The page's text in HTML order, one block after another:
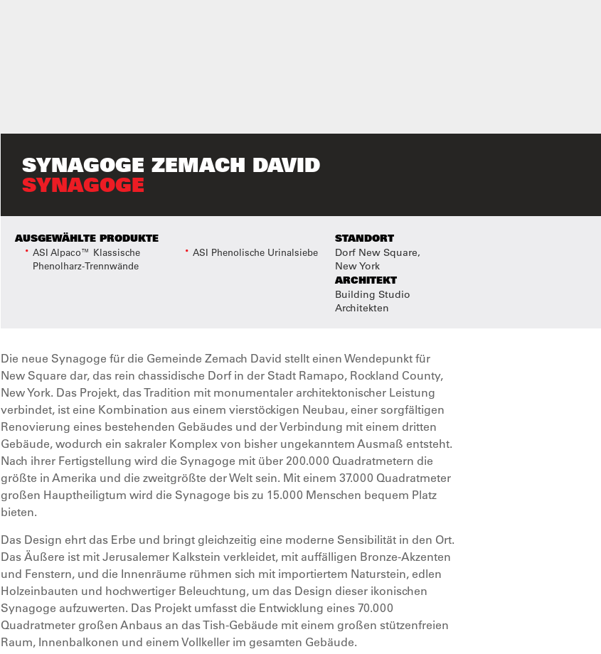
SYNAGOGE ZEMACH DAVID
SYNAGOGE
AUSGEWÄHLTE PRODUKTE
ASI Alpaco™ Klassische
Phenolharz-Trennwände
ASI Phenolische Urinalsiebe
STANDORT
Dorf New Square,
New York
ARCHITEKT
Building Studio
Architekten
Die neue Synagoge für die Gemeinde Zemach David stellt einen Wendepunkt für
New Square dar, das rein chassidische Dorf in der Stadt Ramapo, Rockland County,
New York. Das Projekt, das Tradition mit monumentaler architektonischer Leistung
verbindet, ist eine Kombination aus einem vierstöckigen Neubau, einer sorgfältigen
Renovierung eines bestehenden Gebäudes und der Verbindung mit einem dritten
Gebäude, wodurch ein sakraler Komplex von bisher ungekanntem Ausmaß entsteht.
Nach ihrer Fertigstellung wird die Synagoge mit über 200.000 Quadratmetern die
größte in Amerika und die zweitgrößte der Welt sein. Mit einem 37.000 Quadratmeter
großen Hauptheiligtum wird die Synagoge bis zu 15.000 Menschen bequem Platz
bieten.
Das Design ehrt das Erbe und bringt gleichzeitig eine moderne Sensibilität in den Ort.
Das Äußere ist mit Jerusalemer Kalkstein verkleidet, mit auffälligen Bronze-Akzenten
und Fenstern, und die Innenräume rühmen sich mit importiertem Naturstein, edlen
Holzeinbauten und hochwertiger Beleuchtung, um das Design dieser ikonischen
Synagoge aufzuwerten. Das Projekt umfasst die Entwicklung eines 70.000
Quadratmeter großen Anbaus an das Tish-Gebäude mit einem großen stützenfreien
Raum, Innenbalkonen und einem Vollkeller im gesamten Gebäude.